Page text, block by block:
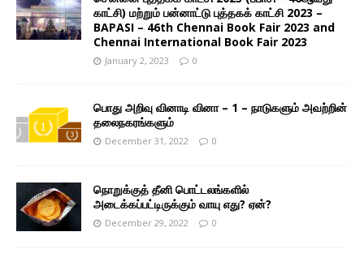
காட்சி) மற்றும் பன்னாட்டு புத்தகக் காட்சி 2023 –
BAPASI – 46th Chennai Book Fair 2023 and
Chennai International Book Fair 2023
January 2, 2023 0
பொது அறிவு வினாடி வினா – 1 – நாடுகளும் அவற்றின்
தலைநகரங்களும்
December 31, 2022 0
நொறுக்குத் தீனி பொட்டலங்களில்
அடைக்கப்பட்டிருக்கும் வாயு எது? ஏன்?
December 29, 2022 0